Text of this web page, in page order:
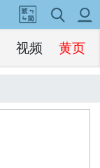
视频 黄页